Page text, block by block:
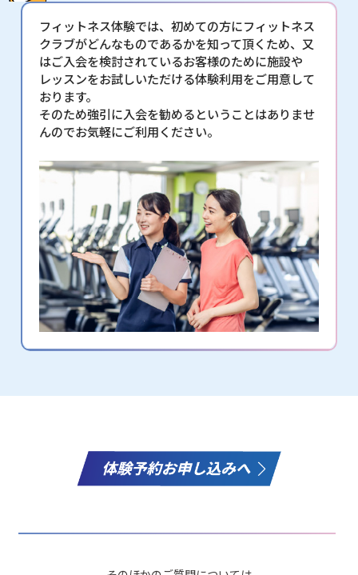
フィットネス体験では、初めての方にフィットネス
クラブがどんなものであるかを知って頂くため、又
はご入会を検討されているお客様のために施設や
レッスンをお試しいただける体験利用をご用意して
おります。
そのため強引に入会を勧めるということはありませ
んのでお気軽にご利用ください。